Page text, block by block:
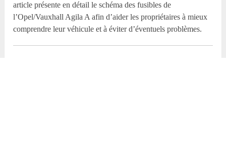
article présente en détail le schéma des fusibles de
l’Opel/Vauxhall Agila A afin d’aider les propriétaires à mieux
comprendre leur véhicule et à éviter d’éventuels problèmes.